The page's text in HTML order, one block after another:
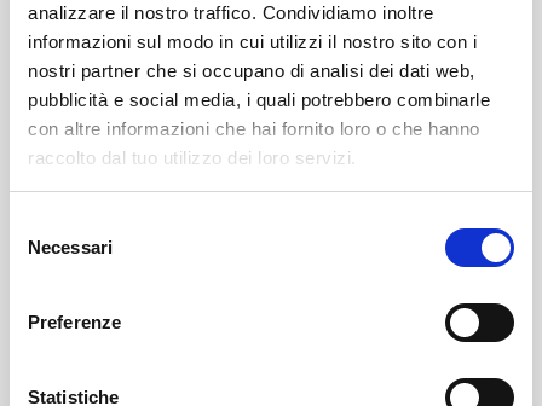
analizzare il nostro traffico. Condividiamo inoltre
informazioni sul modo in cui utilizzi il nostro sito con i
nostri partner che si occupano di analisi dei dati web,
pubblicità e social media, i quali potrebbero combinarle
con altre informazioni che hai fornito loro o che hanno
raccolto dal tuo utilizzo dei loro servizi.
delNecessari
Preferenze
Statistiche
Leggi qui il necrologio:
https://www.onoranzefunebrisof.it/memorials/luciano-
ronchi/
Bianzone Necrologi